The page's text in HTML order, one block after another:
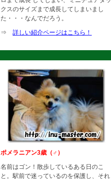
クスのサイズまで成長してしまいまし
た・・・なんでだろう。
⇒ 詳しい紹介ページはこちら！
ポメラニアン3歳（♂）
名前はゴン！散歩しているある日のこ
と。駅前で迷っているのを保護し、それ